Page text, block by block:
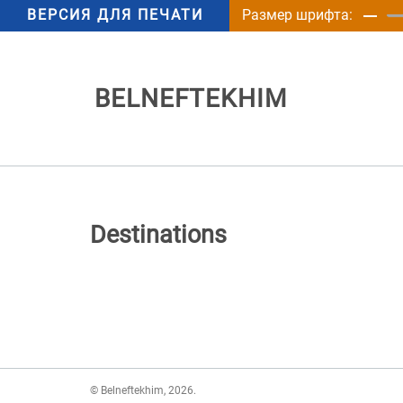
ВЕРСИЯ ДЛЯ ПЕЧАТИ Размер шрифта:
BELNEFTEKHIM
Destinations
© Belneftekhim, 2026.